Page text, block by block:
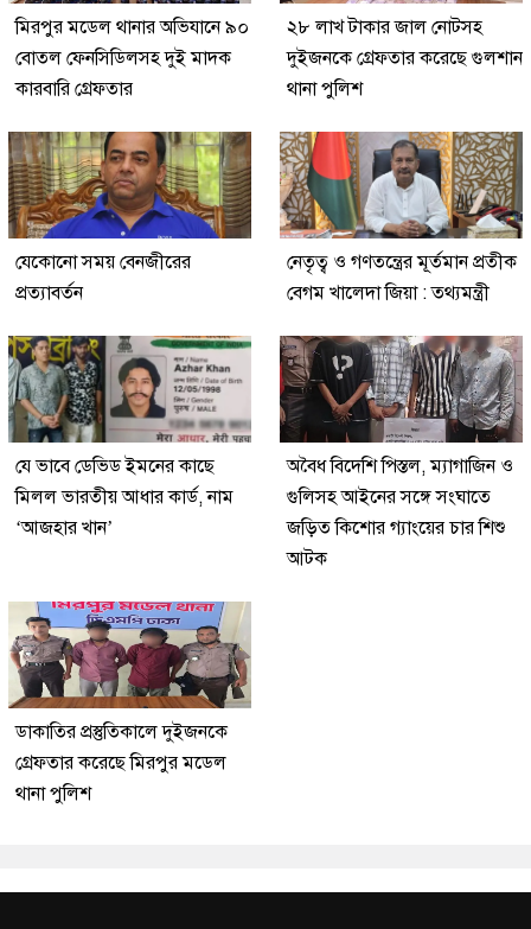
মিরপুর মডেল থানার অভিযানে ৯০
বোতল ফেনসিডিলসহ দুই মাদক
কারবারি গ্রেফতার
২৮ লাখ টাকার জাল নোটসহ
দুইজনকে গ্রেফতার করেছে গুলশান
থানা পুলিশ
যেকোনো সময় বেনজীরের
প্রত্যাবর্তন
নেতৃত্ব ও গণতন্ত্রের মূর্তমান প্রতীক
বেগম খালেদা জিয়া : তথ্যমন্ত্রী
যে ভাবে ডেভিড ইমনের কাছে
মিলল ভারতীয় আধার কার্ড, নাম
‘আজহার খান’
অবৈধ বিদেশি পিস্তল, ম্যাগাজিন ও
গুলিসহ আইনের সঙ্গে সংঘাতে
জড়িত কিশোর গ্যাংয়ের চার শিশু
আটক
ডাকাতির প্রস্তুতিকালে দুইজনকে
গ্রেফতার করেছে মিরপুর মডেল
থানা পুলিশ